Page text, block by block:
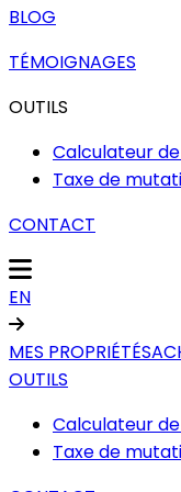
BLOG
TÉMOIGNAGES
OUTILS
Calculateur
Taxe de
CONTACT
EN
MES PROPRIÉTÉS
OUTILS
Calculateur
Taxe de